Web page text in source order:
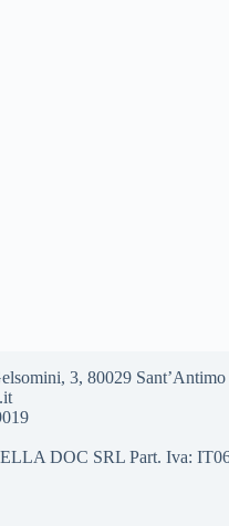
3, 80029
DOC SRL Part. Iva: